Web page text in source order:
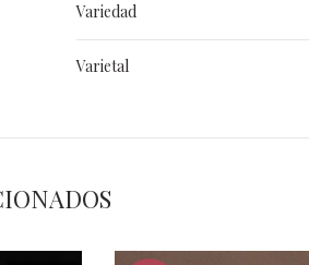
Variedad
Varietal